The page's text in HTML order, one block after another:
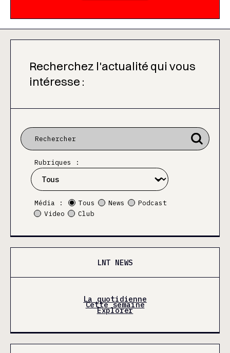
Recherchez l'actualité qui vous
intéresse :
Rubriques :
Média : Tous News
Podcast
Video
Club
LNT NEWS
La quotidienne
Cette semaine
Explorer